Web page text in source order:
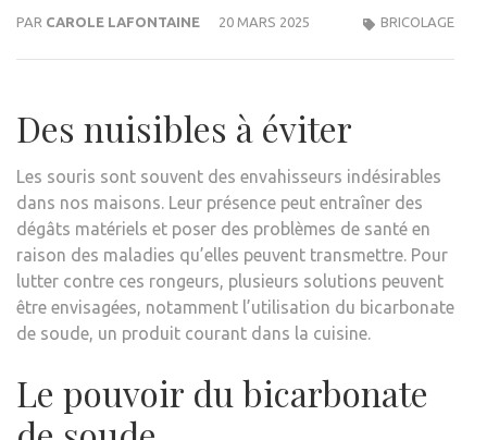
PAR CAROLE LAFONTAINE 20 MARS 2025 BRICOLAGE
Des nuisibles à éviter
Les souris sont souvent des envahisseurs indésirables
dans nos maisons. Leur présence peut entraîner des
dégâts matériels et poser des problèmes de santé en
raison des maladies qu’elles peuvent transmettre. Pour
lutter contre ces rongeurs, plusieurs solutions peuvent
être envisagées, notamment l’utilisation du bicarbonate
de soude, un produit courant dans la cuisine.
Le pouvoir du bicarbonate